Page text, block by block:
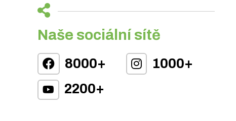
Naše sociální sítě
8000+
1000+
2200+